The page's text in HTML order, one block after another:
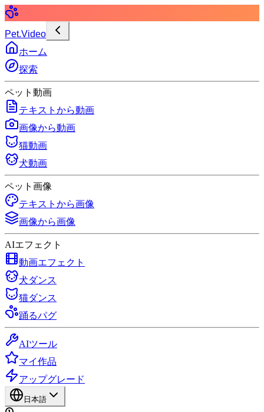
Pet.Video
ホーム
探索
ペット動画
テキストから動画
画像から動画
猫動画
犬動画
ペット画像
テキストから画像
画像から画像
AIエフェクト
動画エフェクト
犬ダンス
猫ダンス
踊るパグ
AIツール
マイ作品
アップグレード
日本語